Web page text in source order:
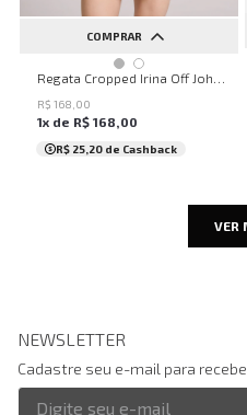
COMPRAR
PP P M G
R$ 168 00
1x de R$ 168,00
R$ 25,20 de Cashback
VER
NEWSLETTER
Cadastre seu e-mail para